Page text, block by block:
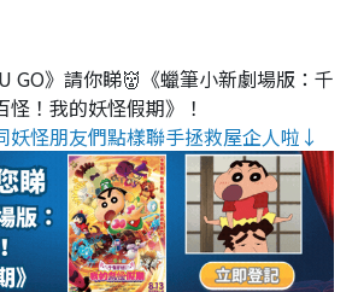
GO》請你睇👹《蠟筆小新劇場版：千
怪！我的妖怪假期》！
妖怪朋友們點樣聯手拯救屋企人啦↓